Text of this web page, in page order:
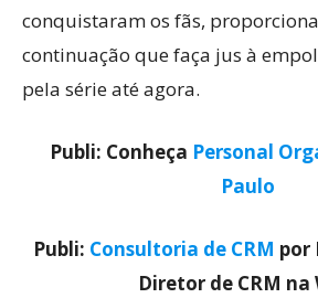
conquistaram os fãs,
continuação que faça jus à
pela série até agora.
Publi: Conheça Personal
Paulo
Publi: Consultoria de CRM por
Diretor de CRM na